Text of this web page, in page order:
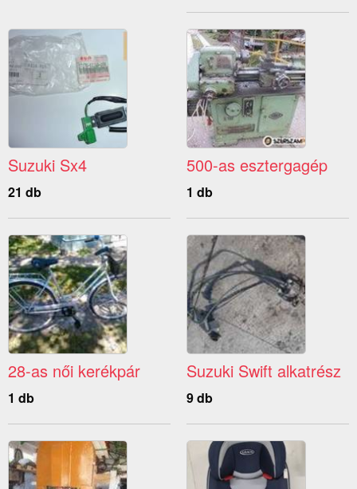
Suzuki Sx4
21 db
500-as esztergagép
1 db
28-as női kerékpár
1 db
Suzuki Swift alkatrész
9 db